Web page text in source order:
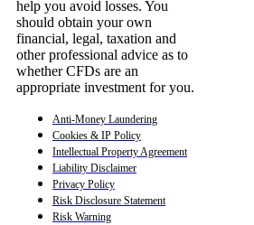
help you avoid losses. You
should obtain your own
financial, legal, taxation and
other professional advice as to
whether CFDs are an
appropriate investment for you.
Anti-Money Laundering
Cookies & IP Policy
Intellectual Property Agreement
Liability Disclaimer
Privacy Policy
Risk Disclosure Statement
Risk Warning